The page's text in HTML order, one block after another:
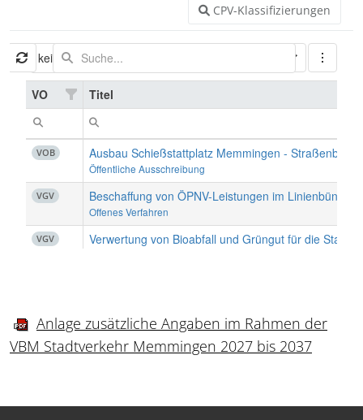
Anlage zusätzliche Angaben im Rahmen der
VBM Stadtverkehr Memmingen 2027 bis 2037